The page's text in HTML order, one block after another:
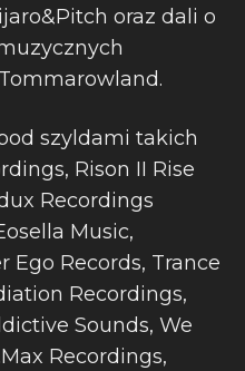
oraz dali o
szyldami takich
Rison II Rise
Recordings
Music,
Ego Records, Trance
Recordings,
Sounds, We
Recordings,